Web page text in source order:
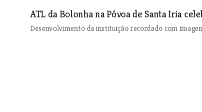
ATL da Bolonha na Póvoa de Santa Iria
Desenvolvimento da instituição recordado com